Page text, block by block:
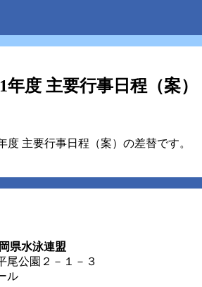
年度 主要行事日程（案）
度 主要行事日程（案）の差替です。
県水泳連盟
尾公園２－１－３
ル